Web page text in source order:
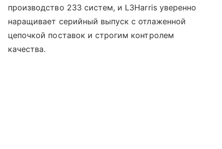
производство 233 систем, и L3Harris уверенно
наращивает серийный выпуск с отлаженной
цепочкой поставок и строгим контролем
качества.